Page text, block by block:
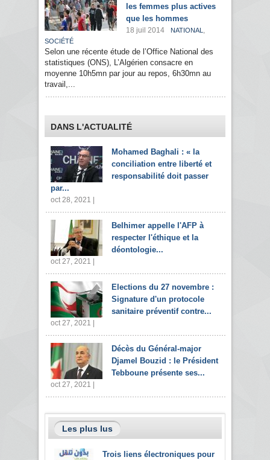
les femmes plus actives
que les hommes
18 juil 2014 NATIONAL ,
SOCIÉTÉ
Selon une récente étude de l’Office National des
statistiques (ONS), L’Algérien consacre en
moyenne 10h5mn par jour au repos, 6h30mn au
travail,...
DANS L'ACTUALITÉ
Mohamed Baghali : « la
conciliation entre liberté et
responsabilité doit passer
par...
oct 28, 2021 |
Belhimer appelle l'AFP à
respecter l'éthique et la
déontologie...
oct 27, 2021 |
Elections du 27 novembre :
Signature d'un protocole
sanitaire préventif contre...
oct 27, 2021 |
Décès du Général-major
Djamel Bouzid : le Président
Tebboune présente ses...
oct 27, 2021 |
Les plus lus
Trois liens électroniques pour